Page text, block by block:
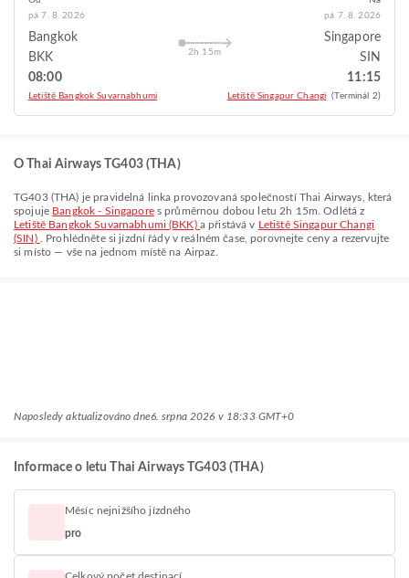
pá 7. 8. 2026
Bangkok
BKK
08:00
Letiště Bangkok Suvarnabhumi
2h 15m
pá 7. 8. 2026
Singapore
SIN
11:15
Letiště Singapur Changi (Terminál 2)
O Thai Airways TG403 (THA)
TG403(THA) je pravidelná linka provozovaná společností Thai Airways , která
spojuje Bangkok - Singapores průměrnou dobou letu 2h 15m . Odlétá z
Letiště Bangkok Suvarnabhumi (BKK) a přistává v Letiště Singapur Changi
(SIN)
. Prohlédněte si jízdní řády v reálném čase, porovnejte ceny a rezervujte
si místo — vše na jednom místě na Airpaz.
Naposledy aktualizováno dne6. srpna 2026 v 18:33 GMT+0
Informace o letu Thai Airways TG403 (THA)
Měsíc nejnižšího jízdného
pro